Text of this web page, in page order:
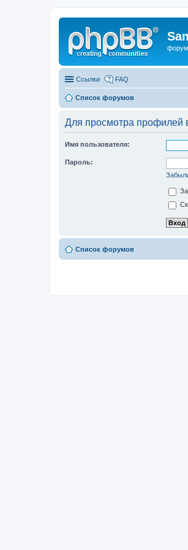
форум
Ссылки FAQ
Список форумов
Для просмотра профилей
Имя пользователя:
Пароль:
Список форумов